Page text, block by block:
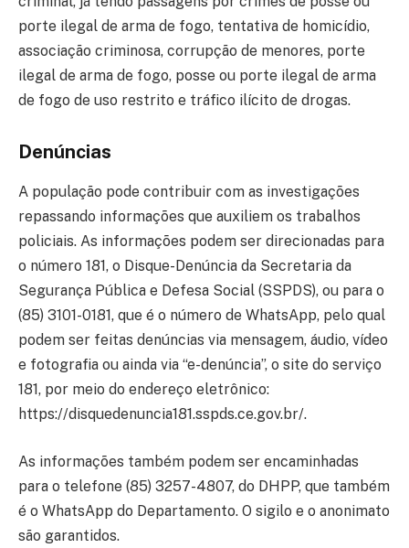
porte ilegal de arma de fogo, tentativa de homicídio,
associação criminosa, corrupção de menores, porte
ilegal de arma de fogo, posse ou porte ilegal de arma
de fogo de uso restrito e tráfico ilícito de drogas.
Denúncias
A população pode contribuir com as investigações
repassando informações que auxiliem os trabalhos
policiais. As informações podem ser direcionadas para
o número 181, o Disque-Denúncia da Secretaria da
Segurança Pública e Defesa Social (SSPDS), ou para o
(85) 3101-0181, que é o número de WhatsApp, pelo qual
podem ser feitas denúncias via mensagem, áudio, vídeo
e fotografia ou ainda via “e-denúncia”, o site do serviço
181, por meio do endereço eletrônico:
https://disquedenuncia181.sspds.ce.gov.br/.
As informações também podem ser encaminhadas
para o telefone (85) 3257-4807, do DHPP, que também
é o WhatsApp do Departamento. O sigilo e o anonimato
são garantidos.